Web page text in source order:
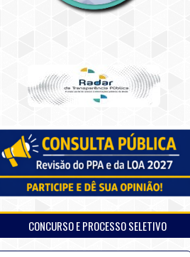
CONCURSO E PROCESSO SELETIVO